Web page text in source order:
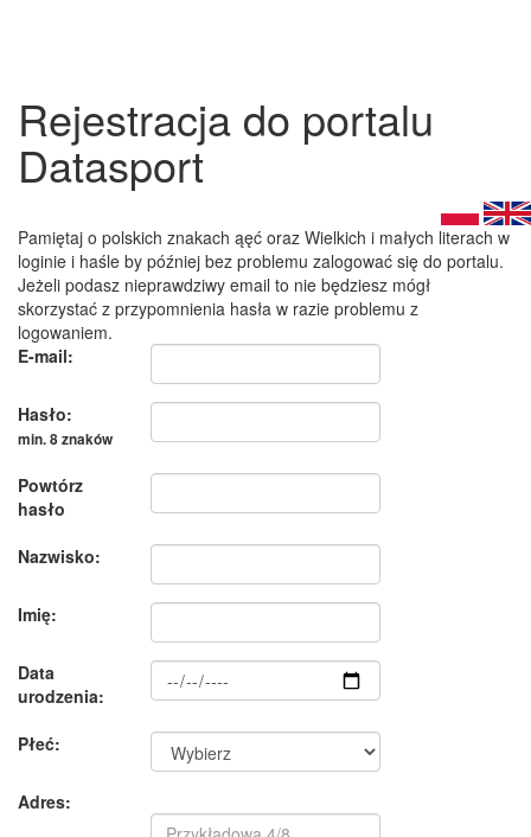
Rejestracja do portalu
Datasport
Pamiętaj o polskich znakach ąęć oraz Wielkich i małych literach w
loginie i haśle by później bez problemu zalogować się do portalu.
Jeżeli podasz nieprawdziwy email to nie będziesz mógł
skorzystać z przypomnienia hasła w razie problemu z
logowaniem.
E-mail:
Hasło:
min. 8 znaków
Powtórz
hasło
Nazwisko:
Imię:
Data
urodzenia:
Płeć:
Adres: